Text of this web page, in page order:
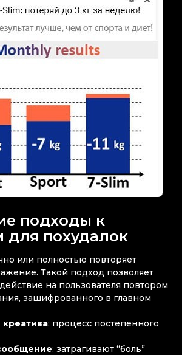
подходы к
для похудалок
или полностью повторяет
Такой подход позволяет
на пользователя повтором
зашифрованного в главном
: процесс постепенного
: затрагивают “боль”